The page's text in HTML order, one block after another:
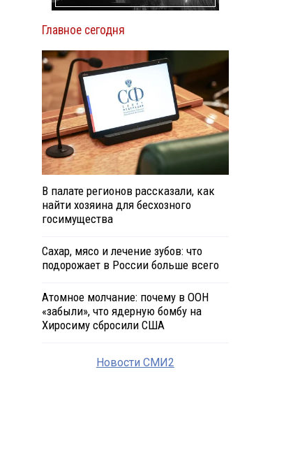
Главное сегодня
В палате регионов рассказали, как
найти хозяина для бесхозного
госимущества
Сахар, мясо и лечение зубов: что
подорожает в России больше всего
Атомное молчание: почему в ООН
«забыли», что ядерную бомбу на
Хиросиму сбросили США
Новости СМИ2